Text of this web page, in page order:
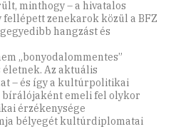
minthogy – a hivatalos
fellépett zenekarok közül a BFZ
hangzást és
„bonyodalommentes”
Az aktuális
– és így a kultúrpolitikai
bírálójaként emeli fel olykor
érzékenysége
bélyegét kultúrdiplomatai